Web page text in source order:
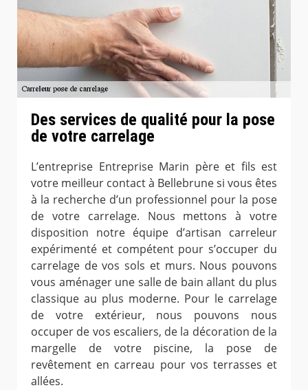
Des services de qualité pour la pose
de votre carrelage
L’entreprise Entreprise Marin père et fils est
votre meilleur contact à Bellebrune si vous êtes
à la recherche d’un professionnel pour la pose
de votre carrelage. Nous mettons à votre
disposition notre équipe d’artisan carreleur
expérimenté et compétent pour s’occuper du
carrelage de vos sols et murs. Nous pouvons
vous aménager une salle de bain allant du plus
classique au plus moderne. Pour le carrelage
de votre extérieur, nous pouvons nous
occuper de vos escaliers, de la décoration de la
margelle de votre piscine, la pose de
revêtement en carreau pour vos terrasses et
allées.